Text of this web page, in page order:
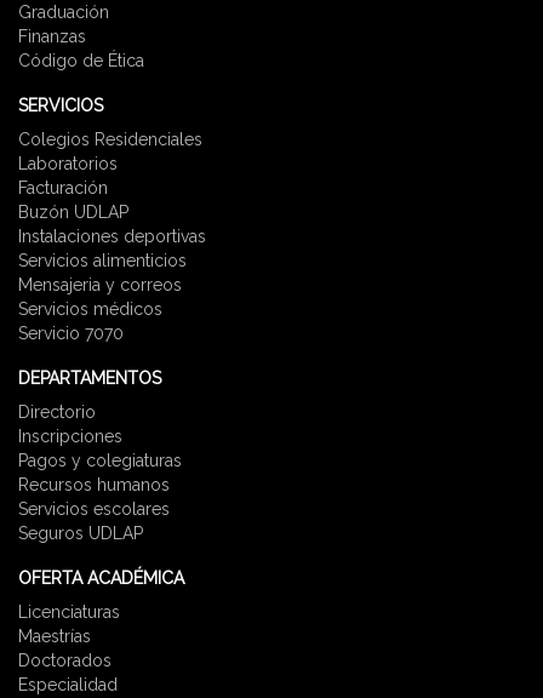
Graduación
Finanzas
Código de Ética
SERVICIOS
Colegios Residenciales
Laboratorios
Facturación
Buzón UDLAP
Instalaciones deportivas
Servicios alimenticios
Mensajeria y correos
Servicios médicos
Servicio 7070
DEPARTAMENTOS
Directorio
Inscripciones
Pagos y colegiaturas
Recursos humanos
Servicios escolares
Seguros UDLAP
OFERTA ACADÉMICA
Licenciaturas
Maestrías
Doctorados
Especialidad